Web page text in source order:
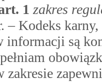
1 zakres
– Kodeks
informacji są
zakresie